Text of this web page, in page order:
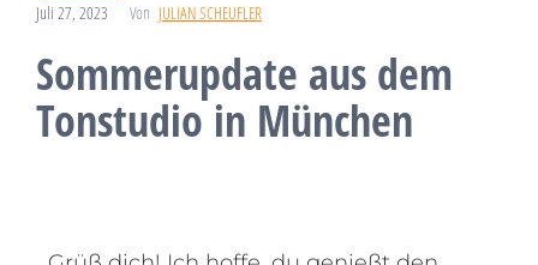
Juli 27, 2023
Von JULIAN SCHEUFLER
Sommerupdate aus dem
Tonstudio in München